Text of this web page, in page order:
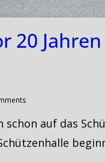
20
auf das